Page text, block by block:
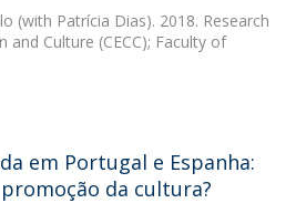
(with Patrícia Dias). 2018. Research
Culture (CECC); Faculty of
em Portugal e Espanha:
da cultura?